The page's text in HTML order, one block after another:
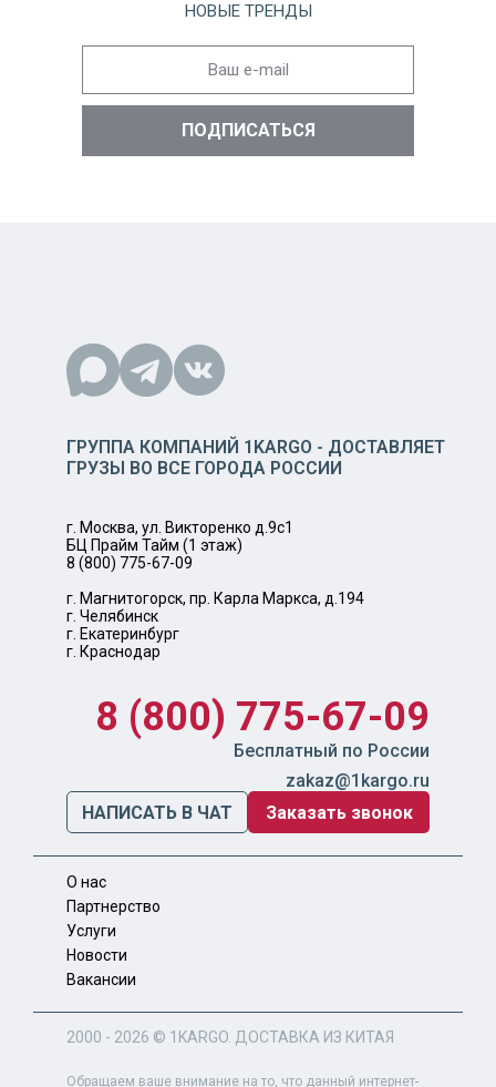
НОВЫЕ ТРЕНДЫ
ГРУППА КОМПАНИЙ 1KARGO - ДОСТАВЛЯЕТ
ГРУЗЫ ВО ВСЕ ГОРОДА РОССИИ
г. Москва, ул. Викторенко д.9с1
БЦ Прайм Тайм (1 этаж)
8 (800) 775-67-09
г. Магнитогорск, пр. Карла Маркса, д.194
г. Челябинск
г. Екатеринбург
г. Краснодар
8 (800) 775-67-09
Бесплатный по России
zakaz@1kargo.ru
НАПИСАТЬ В ЧАТ
Заказать звонок
О нас
Партнерство
Услуги
Новости
Вакансии
2000 - 2026 © 1KARGO. ДОСТАВКА ИЗ КИТАЯ
Обращаем ваше внимание на то, что данный интернет-